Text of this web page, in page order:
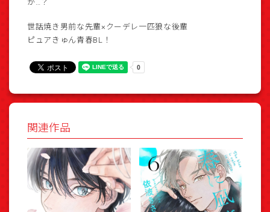
が…？
世話焼き男前な先輩×クーデレ一匹狼な後輩
ピュアきゅん青春BL！
関連作品